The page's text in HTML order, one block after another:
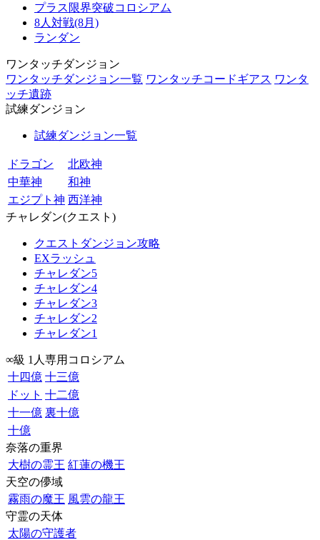
プラス限界突破コロシアム
8人対戦(8月)
ランダン
ワンタッチダンジョン
ワンタッチダンジョン一覧 ワンタッチコードギアス ワンタ
ッチ遺跡
試練ダンジョン
試練ダンジョン一覧
ドラゴン
北欧神
中華神
和神
エジプト神 西洋神
チャレダン(クエスト)
クエストダンジョン攻略
EXラッシュ
チャレダン5
チャレダン4
チャレダン3
チャレダン2
チャレダン1
∞級 1人専用コロシアム
十四億 十三億
ドット 十二億
十一億 裏十億
十億
奈落の重界
大樹の霊王 紅蓮の機王
天空の儚域
霧雨の魔王 風雲の龍王
守霊の天体
太陽の守護者